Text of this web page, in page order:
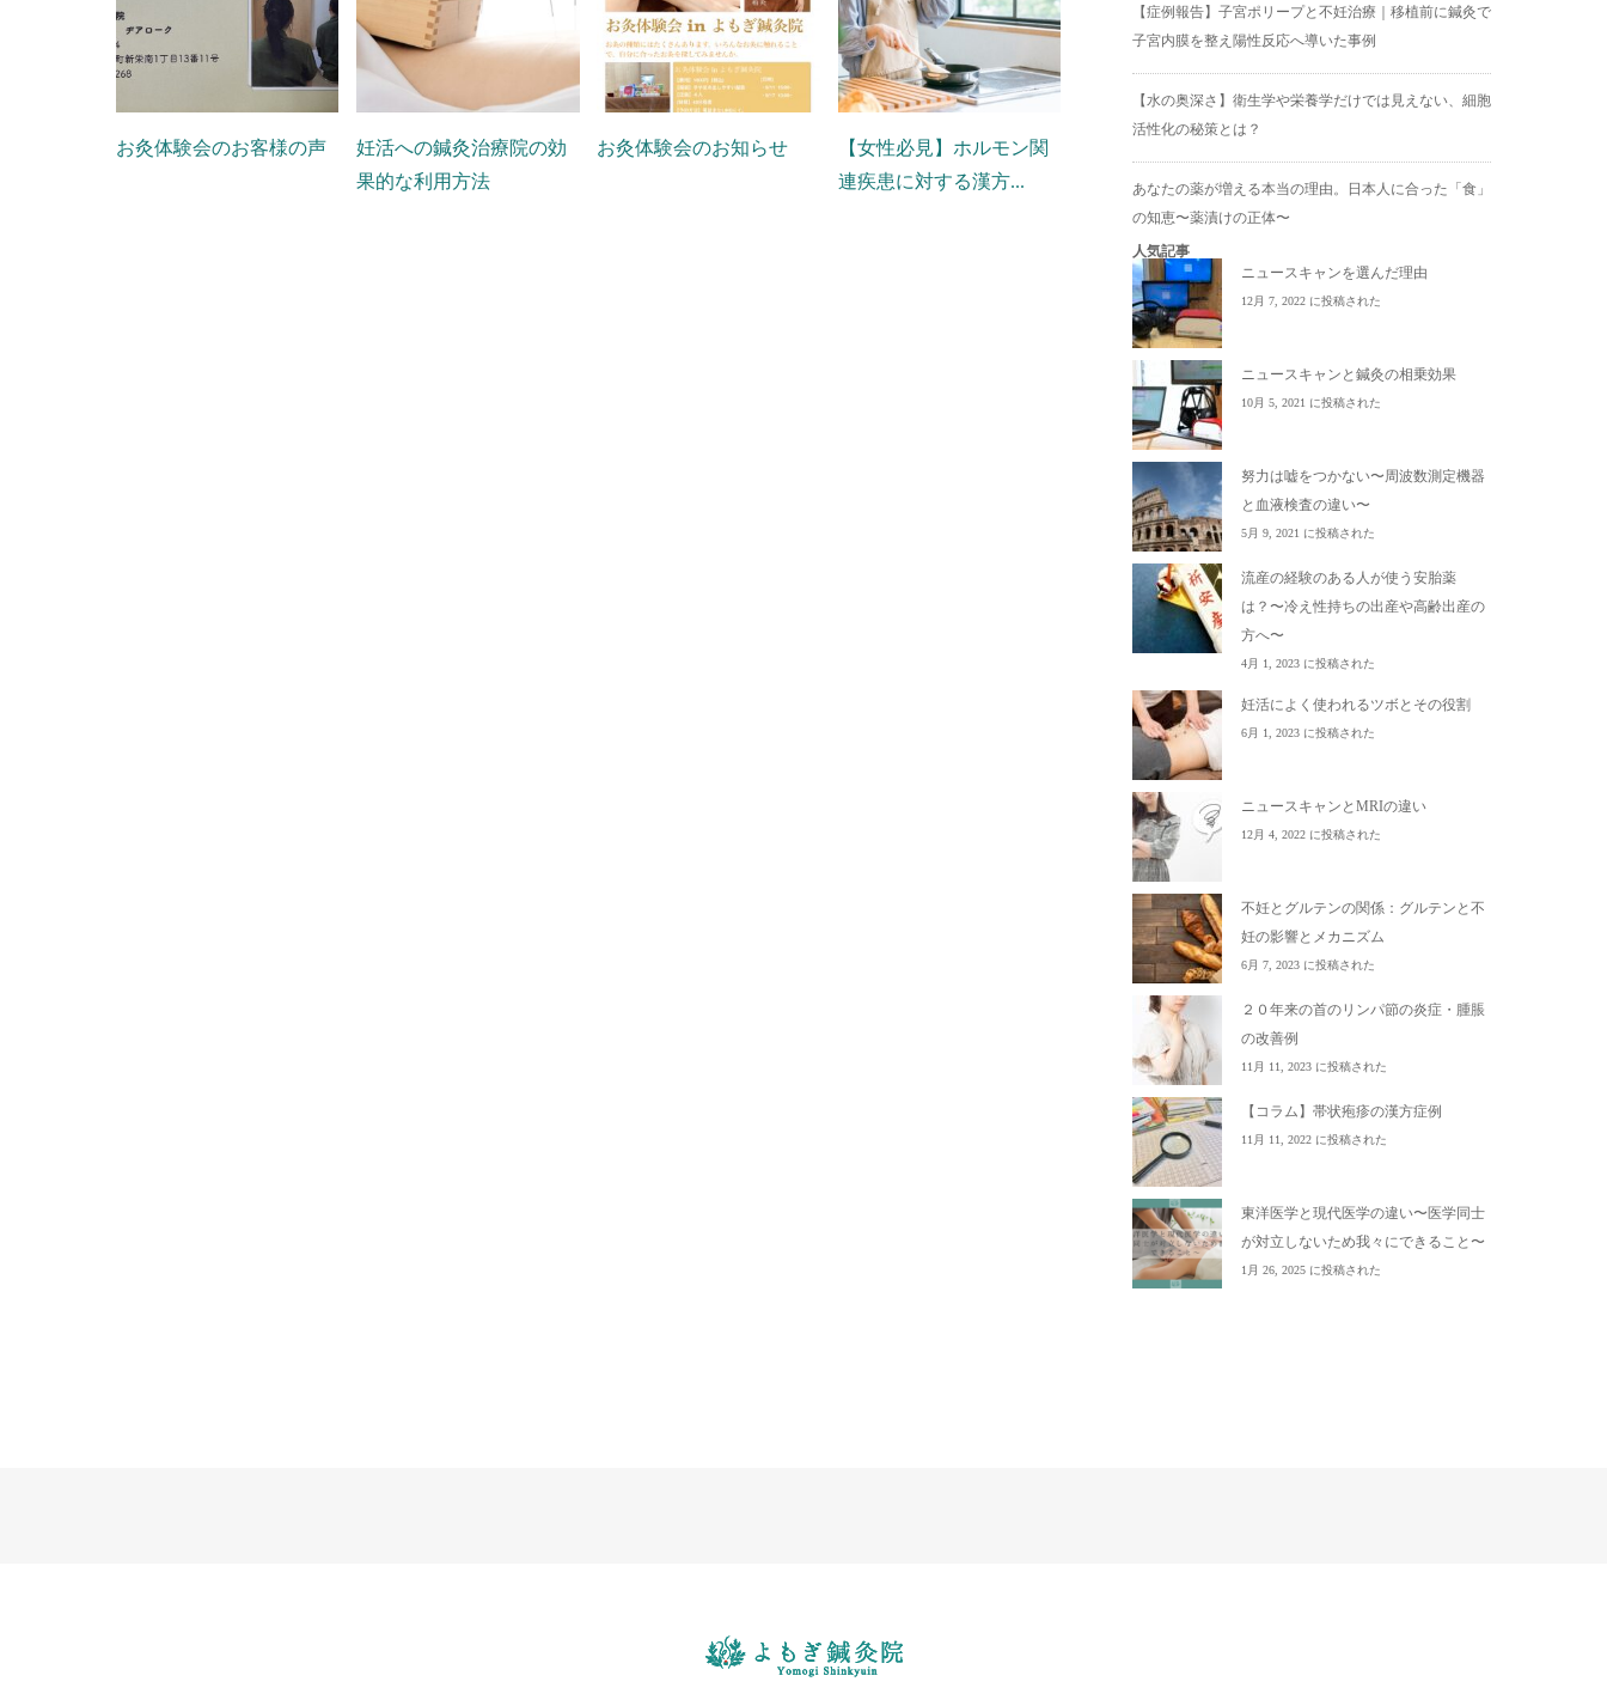
お灸体験会のお客様の声
妊活への鍼灸治療院の効
果的な利用方法
お灸体験会のお知らせ
【女性必見】ホルモン関
連疾患に対する漢方...
【症例報告】子宮ポリープと不妊治療｜移植前に鍼灸で
子宮内膜を整え陽性反応へ導いた事例
【水の奥深さ】衛生学や栄養学だけでは見えない、細胞
活性化の秘策とは？
あなたの薬が増える本当の理由。日本人に合った「食」
の知恵〜薬漬けの正体〜
人気記事
ニュースキャンを選んだ理由
12月 7, 2022 に投稿された
ニュースキャンと鍼灸の相乗効果
10月 5, 2021 に投稿された
努力は嘘をつかない〜周波数測定機器
と血液検査の違い〜
5月 9, 2021 に投稿された
流産の経験のある人が使う安胎薬
は？〜冷え性持ちの出産や高齢出産の
方へ〜
4月 1, 2023 に投稿された
妊活によく使われるツボとその役割
6月 1, 2023 に投稿された
ニュースキャンとMRIの違い
12月 4, 2022 に投稿された
不妊とグルテンの関係：グルテンと不
妊の影響とメカニズム
6月 7, 2023 に投稿された
２０年来の首のリンパ節の炎症・腫脹
の改善例
11月 11, 2023 に投稿された
【コラム】帯状疱疹の漢方症例
11月 11, 2022 に投稿された
東洋医学と現代医学の違い〜医学同士
が対立しないため我々にできること〜
1月 26, 2025 に投稿された